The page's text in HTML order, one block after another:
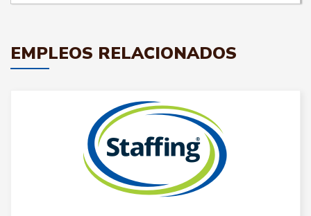
EMPLEOS RELACIONADOS